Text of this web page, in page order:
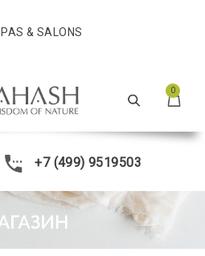
& SALONS
0
+7 (499) 9519503